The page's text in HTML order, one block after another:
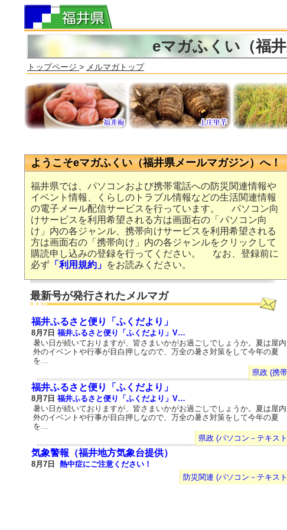
eマガふくい（福
トップページ > メルマガトップ
ようこそeマガふくい（福井県メールマガジン）へ！
福井県では、パソコンおよび携帯電話への防災関連情報や
イベント情報、くらしのトラブル情報などの生活関連情報
の電子メール配信サービスを行っています。 パソコン向
けサービスを利用希望される方は画面右の「パソコン向
け」内の各ジャンル、携帯向けサービスを利用希望される
方は画面右の「携帯向け」内の各ジャンルをクリックして
購読申し込みの登録を行ってください。 なお、登録前に
必ず 「利用規約」 をお読みください。
最新号が発行されたメルマガ
福井ふるさと便り「ふくだより」
8月7日 福井ふるさと便り「ふくだより」V…
暑い日が続いておりますが、皆さまいかがお過ごしでしょうか。夏は屋内
外のイベントや行事が目白押しなので、万全の暑さ対策をして今年の夏
を…
県政 (携
福井ふるさと便り「ふくだより」
8月7日 福井ふるさと便り「ふくだより」V…
暑い日が続いておりますが、皆さまいかがお過ごしでしょうか。夏は屋内
外のイベントや行事が目白押しなので、万全の暑さ対策をして今年の夏
を…
県政 (パソコン－テキス
気象警報（福井地方気象台提供）
8月7日
熱中症にご注意ください！
防災関連 (パソコン－テキス